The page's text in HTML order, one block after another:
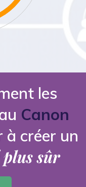
les
Canon
à créer un
plus sûr